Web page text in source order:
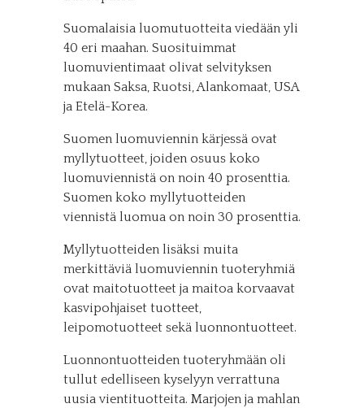
Suomalaisia luomutuotteita viedään yli
40 eri maahan. Suosituimmat
luomuvientimaat olivat selvityksen
mukaan Saksa, Ruotsi, Alankomaat, USA
ja Etelä-Korea.
Suomen luomuviennin kärjessä ovat
myllytuotteet, joiden osuus koko
luomuviennistä on noin 40 prosenttia.
Suomen koko myllytuotteiden
viennistä luomua on noin 30 prosenttia.
Myllytuotteiden lisäksi muita
merkittäviä luomuviennin tuoteryhmiä
ovat maitotuotteet ja maitoa korvaavat
kasvipohjaiset tuotteet,
leipomotuotteet sekä luonnontuotteet.
Luonnontuotteiden tuoteryhmään oli
tullut edelliseen kyselyyn verrattuna
uusia vientituotteita. Marjojen ja mahlan